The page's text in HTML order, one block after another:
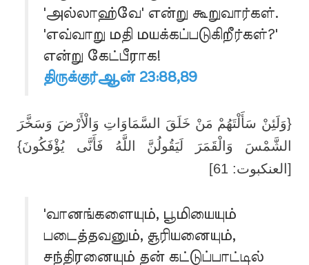
'அல்லாஹ்வே' என்று கூறுவார்கள்.
'எவ்வாறு மதி மயக்கப்படுகிறீர்கள்?'
என்று கேட்பீராக!
திருக்குர்ஆன் 23:88,89
{وَلَئِنْ سَأَلْتَهُمْ مَنْ خَلَقَ السَّمَاوَاتِ وَالْأَرْضَ وَسَخَّرَ
الشَّمْسَ وَالْقَمَرَ لَيَقُولُنَّ اللَّهُ فَأَنَّى يُؤْفَكُونَ}
[العنكبوت: 61]
'வானங்களையும், பூமியையும்
படைத்தவனும், சூரியனையும்,
சந்திரனையும் தன் கட்டுப்பாட்டில்